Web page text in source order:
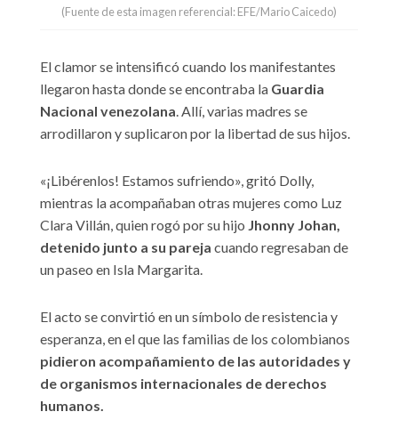
(Fuente de esta imagen referencial: EFE/Mario Caicedo)
El clamor se intensificó cuando los manifestantes
llegaron hasta donde se encontraba la Guardia
Nacional venezolana. Allí, varias madres se
arrodillaron y suplicaron por la libertad de sus hijos.
«¡Libérenlos! Estamos sufriendo», gritó Dolly,
mientras la acompañaban otras mujeres como Luz
Clara Villán, quien rogó por su hijo Jhonny Johan,
detenido junto a su pareja cuando regresaban de
un paseo en Isla Margarita.
El acto se convirtió en un símbolo de resistencia y
esperanza, en el que las familias de los colombianos
pidieron acompañamiento de las autoridades y
de organismos internacionales de derechos
humanos.